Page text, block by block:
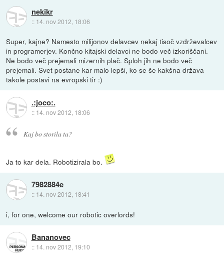
nekikr
:: 14. nov 2012, 18:06
Super, kajne? Namesto milijonov delavcev nekaj tisoč vzdrževalcev
in programerjev. Končno kitajski delavci ne bodo več izkoriščani.
Ne bodo več prejemali mizernih plač. Sploh jih ne bodo več
prejemali. Svet postane kar malo lepši, ko se še kakšna država
takole postavi na evropski tir :)
.:joco:.
:: 14. nov 2012, 18:06
Kaj bo storila ta?
Ja to kar dela. Robotizirala bo.
7982884e
:: 14. nov 2012, 18:41
i, for one, welcome our robotic overlords!
Bananovec
:: 14. nov 2012, 19:10